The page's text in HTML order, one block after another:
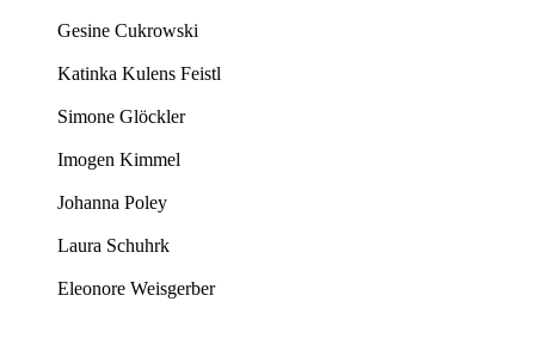
Gesine Cukrowski
Katinka Kulens Feistl
Simone Glöckler
Imogen Kimmel
Johanna Poley
Laura Schuhrk
Eleonore Weisgerber